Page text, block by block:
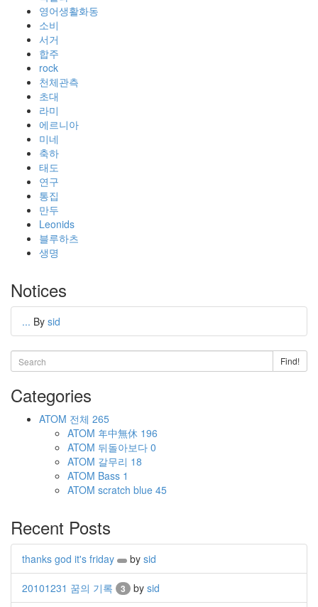
영어생활화동
소비
서거
합주
rock
천체관측
초대
라미
에르니아
미네
축하
태도
연구
통집
만두
Leonids
블루하츠
생명
Notices
... By sid
Find!
Categories
ATOM 전체 265
ATOM 年中無休 196
ATOM 뒤돌아보다 0
ATOM 갈무리 18
ATOM Bass 1
ATOM scratch blue 45
Recent Posts
thanks god it's friday by sid
20101231 꿈의 기록 3 by sid